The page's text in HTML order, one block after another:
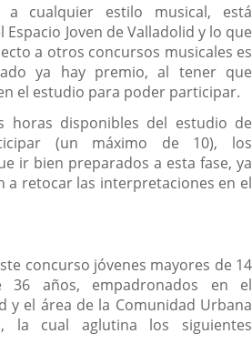
a cualquier estilo musical, está
Joven de Valladolid y lo que
a otros concursos musicales es
ya hay premio, al tener que
el estudio para poder participar.
horas disponibles del estudio de
(un máximo de 10), los
ir bien preparados a esta fase, ya
a retocar las interpretaciones en el
concurso jóvenes mayores de 14
años, empadronados en el
y el área de la Comunidad Urbana
la cual aglutina los siguientes